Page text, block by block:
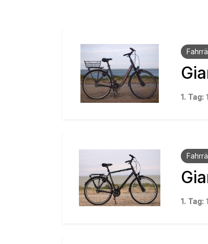
1. Tag:
1. Tag: